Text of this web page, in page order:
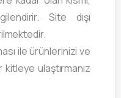
Site dışı
ile ürünlerinizi ve
ulaştırmanız